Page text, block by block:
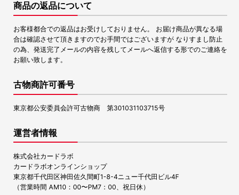
商品の返品について
お客様都合での返品はお受けしておりません。 お届け商品が異なる場
合は確認させて頂きますのでお手間ではございますが なりすまし防止
の為、発送完了メールの内容を残してメールへ返信する形でのご連絡を
お願い致します。
古物商許可番号
東京都公安委員会許可古物商 第301031103715号
運営者情報
株式会社カードラボ
カードラボオンラインショップ
東京都千代田区神田佐久間町1-8-4ニュー千代田ビル4F
（営業時間 AM10：00〜PM7：00、祝日休）